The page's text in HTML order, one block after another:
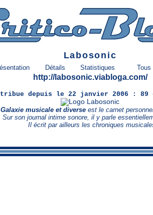
Labosonic
Détails Statistiques Tous
http://labosonic.viabloga.com/
depuis le 22 janvier 2006 : 89
musicale et diverse est le carnet
Sur son journal intime sonore, il y parle
Il écrit par ailleurs les chroniques